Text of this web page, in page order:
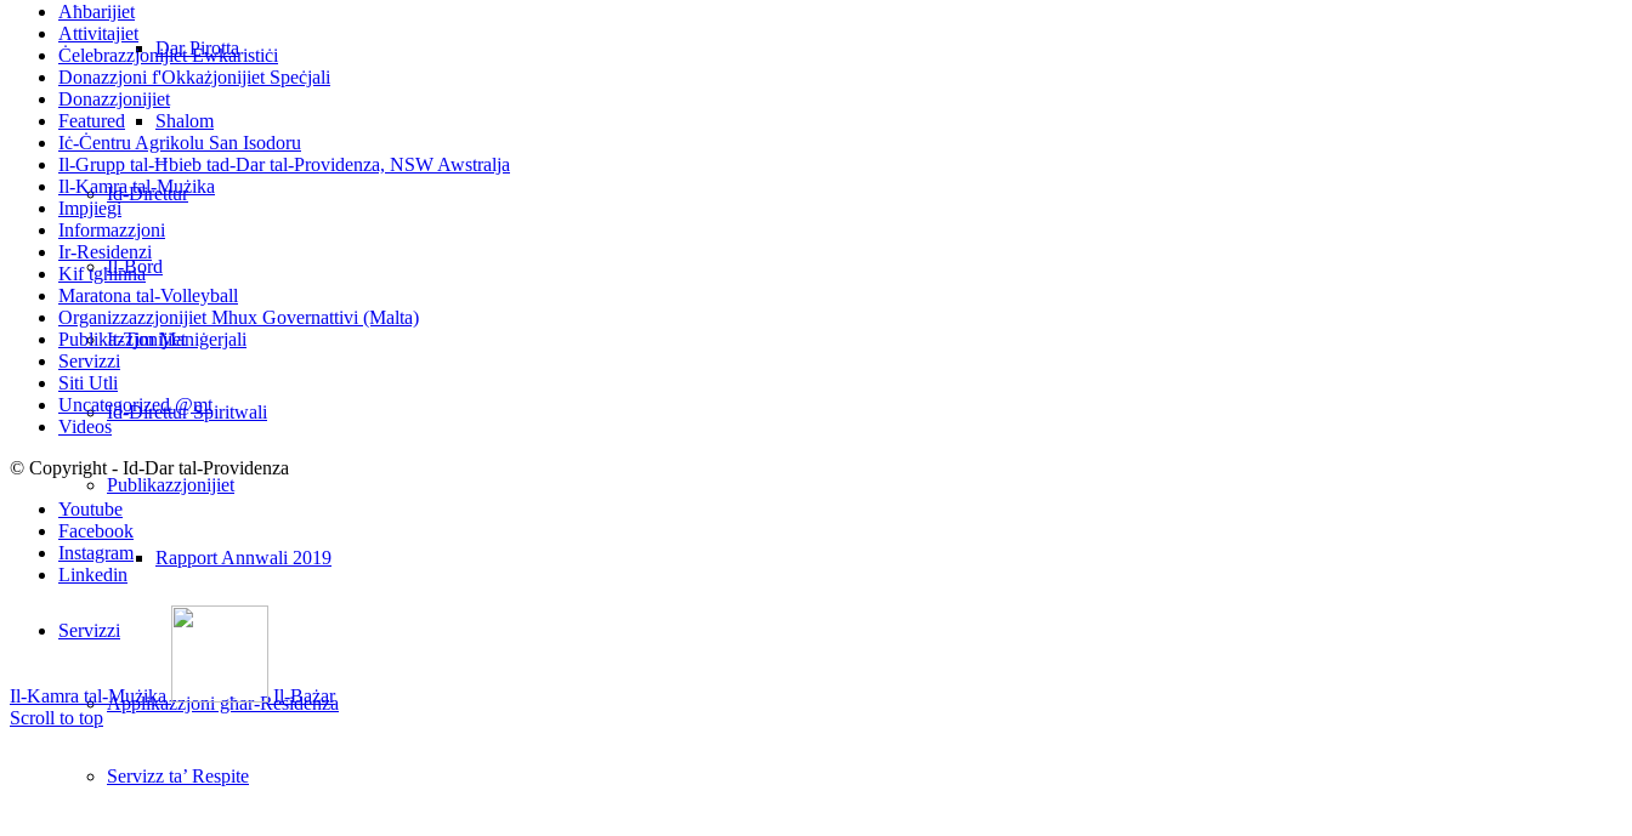
Dar Pirotta
Shalom
Id-Direttur
Il-Bord
It-Tim Maniġerjali
Id-Direttur Spiritwali
Publikazzjonijiet
Rapport Annwali 2019
Servizzi
Applikazzjoni għar-Residenza
Servizz ta’ Respite
Aħbarijiet
Attivitajiet
Ċelebrazzjonijiet Ewkaristiċi
Donazzjoni f'Okkażjonijiet Speċjali
Donazzjonijiet
Featured
Iċ-Ċentru Agrikolu San Isodoru
Il-Grupp tal-Ħbieb tad-Dar tal-Providenza, NSW Awstralja
Il-Kamra tal-Mużika
Impjiegi
Informazzjoni
Ir-Residenzi
Kif tgħinna
Maratona tal-Volleyball
Organizzazzjonijiet Mhux Governattivi (Malta)
Publikazzjonijiet
Servizzi
Siti Utli
Uncategorized @mt
Videos
© Copyright - Id-Dar tal-Providenza
Youtube
Facebook
Instagram
Linkedin
Il-Kamra tal-Mużika
Il-Bażar
Scroll to top